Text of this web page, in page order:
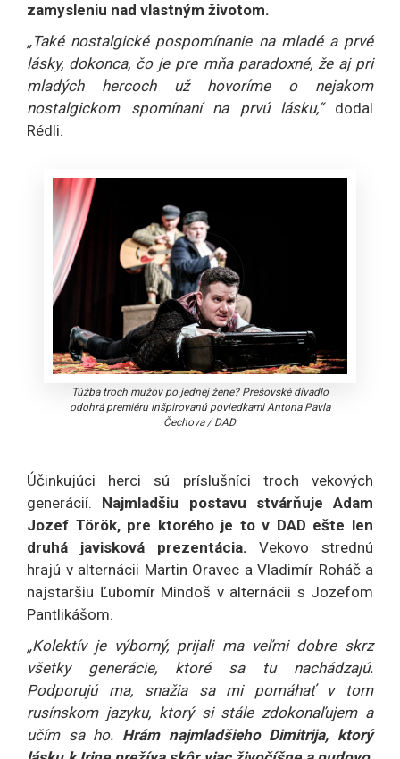
zamysleniu nad vlastným životom.
„Také nostalgické pospomínanie na mladé a prvé
lásky, dokonca, čo je pre mňa paradoxné, že aj pri
mladých hercoch už hovoríme o nejakom
nostalgickom spomínaní na prvú lásku,“dodal
Rédli.
Túžba troch mužov po jednej žene? Prešovské divadlo
odohrá premiéru inšpirovanú poviedkami Antona Pavla
Čechova/DAD
Účinkujúci herci sú príslušníci troch vekových
generácií. Najmladšiu postavu stvárňuje Adam
Jozef Török, pre ktorého je to v DAD ešte len
druhá javisková prezentácia. Vekovo strednú
hrajú v alternácii Martin Oravec a Vladimír Roháč a
najstaršiu Ľubomír Mindoš v alternácii s Jozefom
Pantlikášom.
„Kolektív je výborný, prijali ma veľmi dobre skrz
všetky generácie, ktoré sa tu nachádzajú.
Podporujú ma, snažia sa mi pomáhať v tom
rusínskom jazyku, ktorý si stále zdokonaľujem a
učím sa ho. Hrám najmladšieho Dimitrija, ktorý